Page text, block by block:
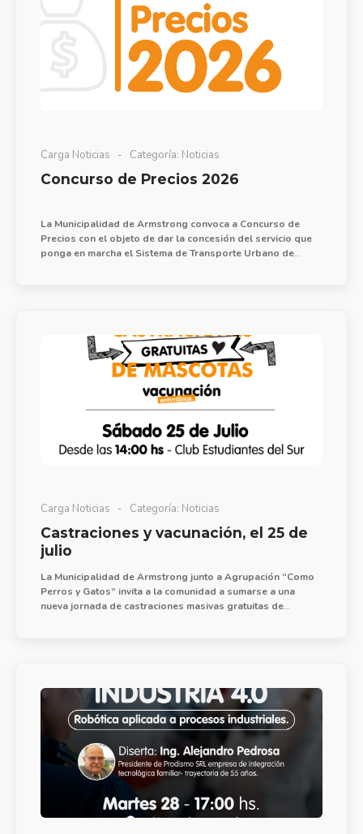
Carga Noticias Categoría: Noticias
Concurso de Precios 2026
La Municipalidad de Armstrong convoca a Concurso de
Precios con el objeto de dar la concesión del servicio que
ponga en marcha el Sistema de Transporte Urbano de
Carga Noticias Categoría: Noticias
Castraciones y vacunación, el 25 de
julio
La Municipalidad de Armstrong junto a Agrupación “Como
Perros y Gatos” invita a la comunidad a sumarse a una
nueva jornada de castraciones masivas gratuitas de